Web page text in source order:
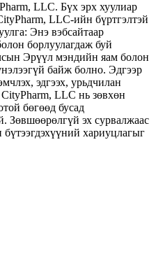
LLC. Бүх эрх хуулиар
LLC-ийн бүртгэлтэй
Энэ вэбсайтаар
борлуулагдаж буй
Эрүүл мэндийн яам болон
байж болно. Эдгээр
эдгээх, урьдчилан
LLC нь зөвхөн
бөгөөд бусад
Зөвшөөрөлгүй эх сурвалжаас
бүтээгдэхүүний хариуцлагыг